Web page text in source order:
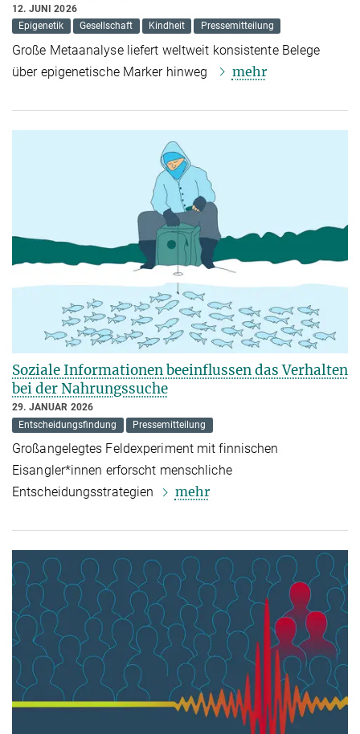
12. JUNI 2026
Epigenetik
Gesellschaft Kindheit Pressemitteilung
Große Metaanalyse liefert weltweit konsistente Belege
über epigenetische Marker hinweg
mehr
Soziale Informationen beeinflussen das Verhalten
bei der Nahrungssuche
29. JANUAR 2026
Entscheidungsfindung
Pressemitteilung
Großangelegtes Feldexperiment mit finnischen
Eisangler*innen erforscht menschliche
Entscheidungsstrategien
mehr